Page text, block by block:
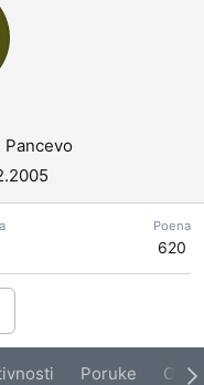
Poena
620
Poruke O